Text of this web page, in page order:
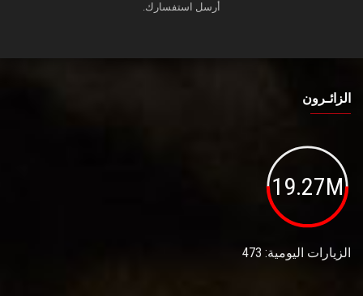
أرسل استفسارك.
الزائـرون
19.27M
الزيارات اليومية: 473